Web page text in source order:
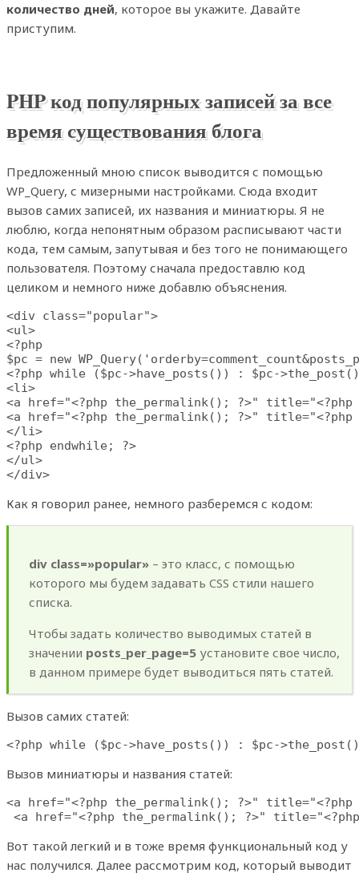
количество дней, которое вы укажите. Давайте
приступим.
PHP код популярных записей за все
время существования блога
Предложенный мною список выводится с помощью
WP_Query, с мизерными настройками. Сюда входит
вызов самих записей, их названия и миниатюры. Я не
люблю, когда непонятным образом расписывают части
кода, тем самым, запутывая и без того не понимающего
пользователя. Поэтому сначала предоставлю код
целиком и немного ниже добавлю объяснения.
<div class="popular">
<ul>
<?php
$pc = new
<?php while ($pc->have_posts()) : $pc-
<li>
<a href="<?php the_permalink(); ?>"
<a href="<?php the_permalink(); ?>"
</li>
<?php endwhile; ?>
</ul>
</div>
Как я говорил ранее, немного разберемся с кодом:
div class=»popular» – это класс, с помощью
которого мы будем задавать CSS стили нашего
списка.
Чтобы задать количество выводимых статей в
значении posts_per_page=5 установите свое число,
в данном примере будет выводиться пять статей.
Вызов самих статей:
<?php while ($pc->have_posts()) : $pc-
Вызов миниатюры и названия статей:
<a href="<?php the_permalink(); ?>"
<a href="<?php the_permalink(); ?>"
Вот такой легкий и в тоже время функциональный код у
нас получился. Далее рассмотрим код, который выводит